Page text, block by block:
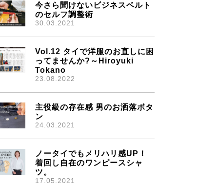
今さら聞けないビジネスベルト
のセルフ調整術
30.03.2021
Vol.12 タイで洋服のお直しに困
ってませんか?～Hiroyuki
Tokano
23.08.2022
主役級の存在感 男のお洒落ボタ
ン
24.03.2021
ノータイでもメリハリ感UP！
着回し自在のワンピースシャ
ツ。
17.05.2021